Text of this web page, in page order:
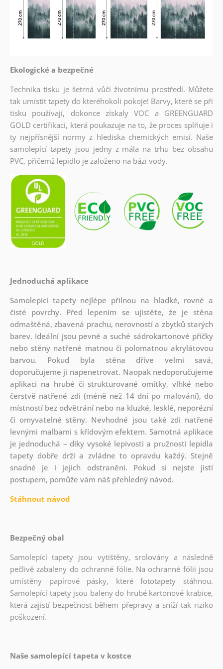
Ekologické a bezpečné
Technika tisku je šetrná vůči životnímu prostředí. Můžete
tak umístit tapety do kteréhokoli pokoje! Barvy, které se při
tisku používají, dokonce získaly VOC a GREENGUARD
GOLD certifikaci, která poukazuje na to, že proces splňuje i
ty nejpřísnější normy z hlediska chemických emisí. Naše
samolepící tapety jsou jedny z mála na trhu bez obsahu
PVC, přičemž lepidlo je založeno na bázi vody.
Jednoduchá aplikace
Samolepicí tapety nejlépe přilnou na hladké, rovné a
čisté povrchy. Před lepením se ujistěte, že je stěna
odmaštěná, zbavená prachu, nerovností a zbytků starých
barev. Ideální jsou pevné a suché sádrokartonové příčky
nebo stěny natřené matnou či polomatnou akrylátovou
barvou. Pokud byla stěna dříve velmi savá,
doporučujeme ji napenetrovat. Naopak nedoporučujeme
aplikaci na hrubé či strukturované omítky, vlhké nebo
čerstvě natřené zdi (méně než 14 dní po malování), do
místností bez odvětrání nebo na kluzké, lesklé, neporézní
či omyvatelné stěny. Nevhodné jsou také zdi natřené
levnými malbami s křídovým efektem. Samotná aplikace
je jednoduchá – díky vysoké lepivosti a pružnosti lepidla
tapety dobře drží a zvládne to opravdu každý. Stejně
snadné je i jejich odstranění. Pokud si nejste jistí
postupem, pomůže vám náš přehledný návod.
Stáhnout návod
Bezpečný obal
Samolepící tapety jsou vytištěny, srolovány a následně
pečlivě zabaleny do ochranné fólie. Na ochranné fólii jsou
umístěny papírové pásky, které fototapety stáhnou.
Samolepící tapety jsou baleny do hrubé kartonové krabice,
která zajistí bezpečnost během přepravy a sníží tak riziko
poškození.
Naše samolepící tapeta v kostce